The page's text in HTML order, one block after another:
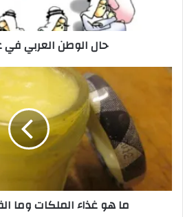
حال الوطن العربي
ما هو غذاء الملكات وما